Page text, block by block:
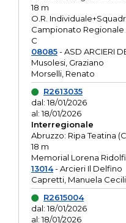
18 m
O.R.
Campionato Regionale
C
08085- ASD ARCIERI
Musolesi, Graziano
Morselli, Renato
R2613035
dal: 18/01/2026
al: 18/01/2026
Interregionale
Abruzzo: Ripa Teatina
18 m
Memorial Lorena Ridolfi
13014- Arcieri Il Delfino
Capretti, Manuela
R2615004
dal: 18/01/2026
al: 18/01/2026